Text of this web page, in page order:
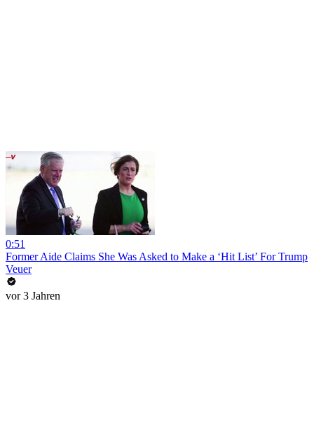
0:51
Former Aide Claims She Was Asked to Make a ‘Hit List’ For Trump
Veuer
vor 3 Jahren